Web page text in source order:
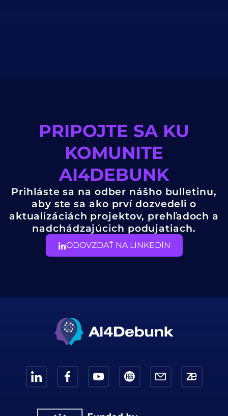
PRIPOJTE SA KU
KOMUNITE
AI4DEBUNK
Prihláste sa na odber nášho bulletinu,
aby ste sa ako prví dozvedeli o
aktualizáciách projektov, prehľadoch a
nadchádzajúcich podujatiach.
ODOVZDAŤ NA LINKEDÍN